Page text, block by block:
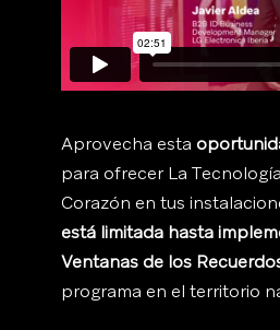
Aprovecha esta
para ofrecer La
Corazón en tus
está limitada hasta
Ventanas de los
programa en el territorio